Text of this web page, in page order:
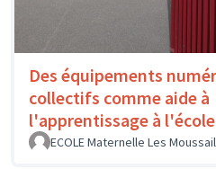
Des équipements
collectifs comme aide à
l'apprentissage à
ECOLE Maternelle Les